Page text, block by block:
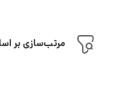
مرتب‌سازی بر